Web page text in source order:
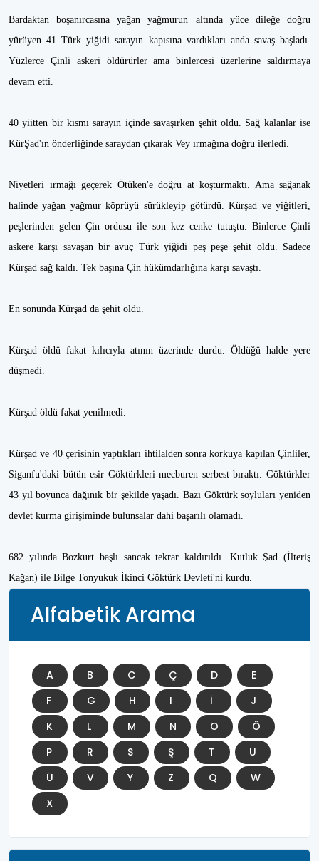
Bardaktan boşanırcasına yağan yağmurun altında yüce dileğe doğru
yürüyen 41 Türk yiğidi sarayın kapısına vardıkları anda savaş başladı.
Yüzlerce Çinli askeri öldürürler ama binlercesi üzerlerine saldırmaya
devam etti.
40 yiitten bir kısmı sarayın içinde savaşırken şehit oldu. Sağ kalanlar ise
KürŞad'ın önderliğinde saraydan çıkarak Vey ırmağına doğru ilerledi.
Niyetleri ırmağı geçerek Ötüken'e doğru at koşturmaktı. Ama sağanak
halinde yağan yağmur köprüyü sürükleyip götürdü. Kürşad ve yiğitleri,
peşlerinden gelen Çin ordusu ile son kez cenke tutuştu. Binlerce Çinli
askere karşı savaşan bir avuç Türk yiğidi peş peşe şehit oldu. Sadece
Kürşad sağ kaldı. Tek başına Çin hükümdarlığına karşı savaştı.
En sonunda Kürşad da şehit oldu.
Kürşad öldü fakat kılıcıyla atının üzerinde durdu. Öldüğü halde yere
düşmedi.
Kürşad öldü fakat yenilmedi.
Kürşad ve 40 çerisinin yaptıkları ihtilalden sonra korkuya kapılan Çinliler,
Siganfu'daki bütün esir Göktürkleri mecburen serbest bıraktı. Göktürkler
43 yıl boyunca dağınık bir şekilde yaşadı. Bazı Göktürk soyluları yeniden
devlet kurma girişiminde bulunsalar dahi başarılı olamadı.
682 yılında Bozkurt başlı sancak tekrar kaldırıldı. Kutluk Şad (İlteriş
Kağan) ile Bilge Tonyukuk İkinci Göktürk Devleti'ni kurdu.
Alfabetik Arama
A B C Ç D
E
F
G H I İ
J
K
L M N O
Ö
P
R S Ş T
U
Ü
V Y Z Q
W
X